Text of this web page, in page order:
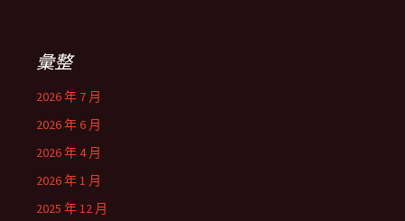
彙整
2026 年 7 月
2026 年 6 月
2026 年 4 月
2026 年 1 月
2025 年 12 月